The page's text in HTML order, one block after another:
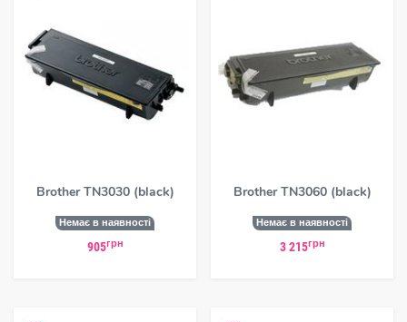
Brother TN3030 (black)
Немає в наявності
905грн
Brother TN3060 (black)
Немає в наявності
3 215грн